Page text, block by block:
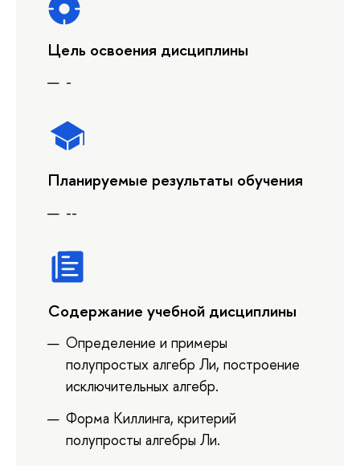
Цель освоения дисциплины
-
Планируемые результаты обучения
--
Содержание учебной дисциплины
Определение и примеры
полупростых алгебр Ли, построение
исключительных алгебр.
Форма Киллинга, критерий
полупросты алгебры Ли.